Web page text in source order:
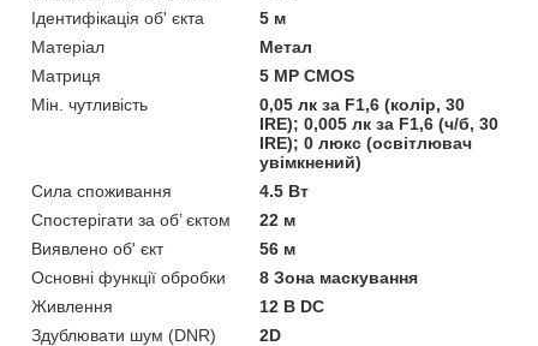
Ідентифікація об' єкта
5 м
Матеріал
Метал
Матриця
5 MP CMOS
Мін. чутливість
0,05 лк за F1,6 (колір, 30
IRE); 0,005 лк за F1,6 (ч/б, 30
IRE); 0 люкс (освітлювач
увімкнений)
Сила споживання
4.5 Вт
Спостерігати за об’ єктом
22 м
Виявлено об' єкт
56 м
Основні функції обробки
8 Зона маскування
Живлення
12 В DC
Здублювати шум (DNR)
2D